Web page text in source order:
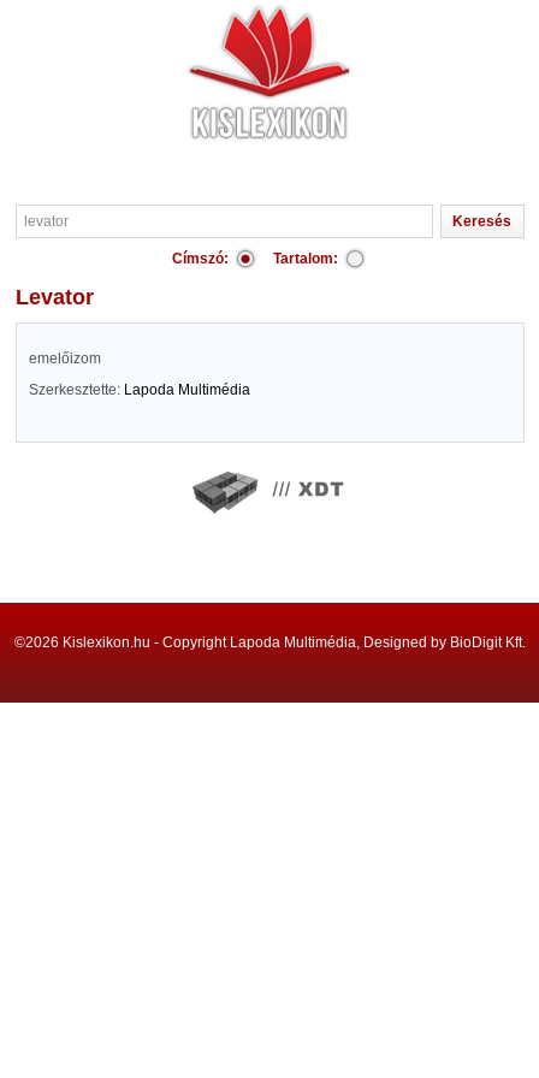
Címszó: Tartalom:
levator
emelőizom
Szerkesztette: Lapoda Multimédia
©2026 Kislexikon.hu - Copyright Lapoda Multimédia, Designed by BioDigit Kft.